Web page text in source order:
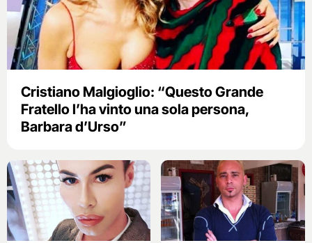
Cristiano Malgioglio: “Questo Grande
Fratello l’ha vinto una sola persona,
Barbara d’Urso”